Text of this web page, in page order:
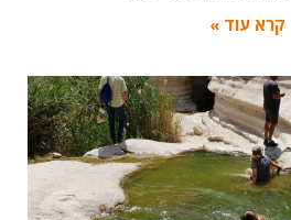
קרא עוד »